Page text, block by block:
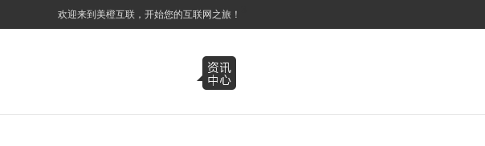
欢迎来到美橙互联，开始您的互联网之旅！